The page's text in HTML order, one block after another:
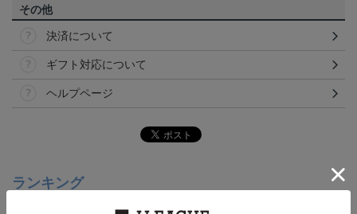
その他
決済について
ギフト対応について
ヘルプページ
ランキング